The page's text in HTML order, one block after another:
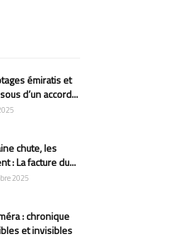
émiratis et
d’un accord...
chute, les
: La facture du...
2025
: chronique
et invisibles